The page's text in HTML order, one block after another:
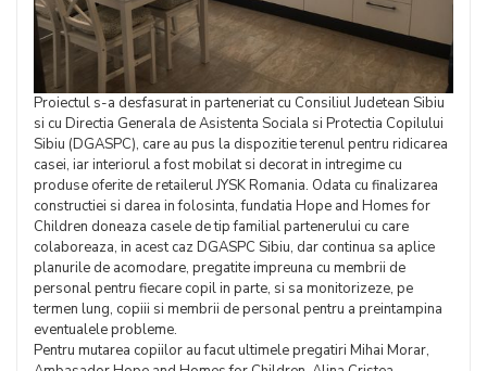
Proiectul s-a desfasurat in parteneriat cu Consiliul Judetean Sibiu
si cu Directia Generala de Asistenta Sociala si Protectia Copilului
Sibiu (DGASPC), care au pus la dispozitie terenul pentru ridicarea
casei, iar interiorul a fost mobilat si decorat in intregime cu
produse oferite de retailerul JYSK Romania. Odata cu finalizarea
constructiei si darea in folosinta, fundatia Hope and Homes for
Children doneaza casele de tip familial partenerului cu care
colaboreaza, in acest caz DGASPC Sibiu, dar continua sa aplice
planurile de acomodare, pregatite impreuna cu membrii de
personal pentru fiecare copil in parte, si sa monitorizeze, pe
termen lung, copiii si membrii de personal pentru a preintampina
eventualele probleme.
Pentru mutarea copiilor au facut ultimele pregatiri Mihai Morar,